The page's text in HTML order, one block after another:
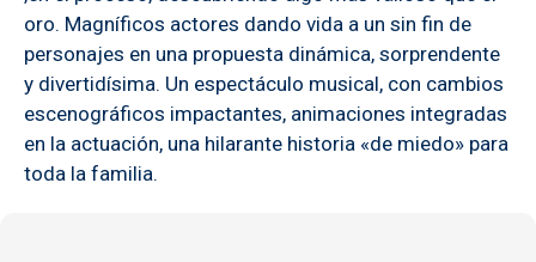
oro. Magníficos actores dando vida a un sin fin de
personajes en una propuesta dinámica, sorprendente
y divertidísima. Un espectáculo musical, con cambios
escenográficos impactantes, animaciones integradas
en la actuación, una hilarante historia «de miedo» para
toda la familia.